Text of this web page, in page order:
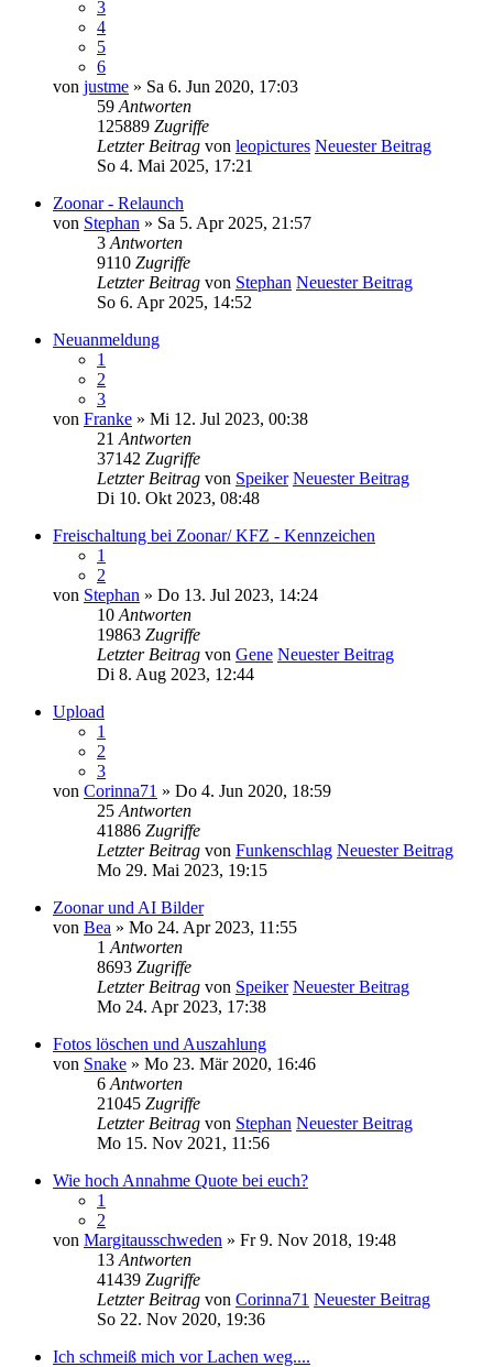
3
4
5
6
von justme » Sa 6. Jun 2020, 17:03
59 Antworten
125889 Zugriffe
Letzter Beitrag von leopictures Neuester Beitrag
So 4. Mai 2025, 17:21
Zoonar - Relaunch
von Stephan » Sa 5. Apr 2025, 21:57
3 Antworten
9110 Zugriffe
Letzter Beitrag von Stephan Neuester Beitrag
So 6. Apr 2025, 14:52
Neuanmeldung
1
2
3
von Franke » Mi 12. Jul 2023, 00:38
21 Antworten
37142 Zugriffe
Letzter Beitrag von Speiker Neuester Beitrag
Di 10. Okt 2023, 08:48
Freischaltung bei Zoonar/ KFZ - Kennzeichen
1
2
von Stephan » Do 13. Jul 2023, 14:24
10 Antworten
19863 Zugriffe
Letzter Beitrag von Gene Neuester Beitrag
Di 8. Aug 2023, 12:44
Upload
1
2
3
von Corinna71 » Do 4. Jun 2020, 18:59
25 Antworten
41886 Zugriffe
Letzter Beitrag von Funkenschlag Neuester Beitrag
Mo 29. Mai 2023, 19:15
Zoonar und AI Bilder
von Bea » Mo 24. Apr 2023, 11:55
1 Antworten
8693 Zugriffe
Letzter Beitrag von Speiker Neuester Beitrag
Mo 24. Apr 2023, 17:38
Fotos löschen und Auszahlung
von Snake » Mo 23. Mär 2020, 16:46
6 Antworten
21045 Zugriffe
Letzter Beitrag von Stephan Neuester Beitrag
Mo 15. Nov 2021, 11:56
Wie hoch Annahme Quote bei euch?
1
2
von Margitausschweden » Fr 9. Nov 2018, 19:48
13 Antworten
41439 Zugriffe
Letzter Beitrag von Corinna71 Neuester Beitrag
So 22. Nov 2020, 19:36
Ich schmeiß mich vor Lachen weg....